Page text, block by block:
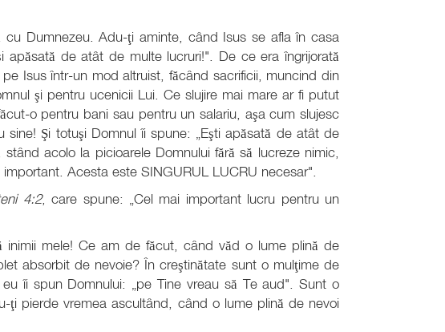
Dumnezeu. Adu-ţi aminte, când Isus se afla în casa
apăsată de atât de multe lucruri!". De ce era îngrijorată
Isus într-un mod altruist, făcând sacrificii, muncind din
şi pentru ucenicii Lui. Ce slujire mai mare ar fi putut
o pentru bani sau pentru un salariu, aşa cum slujesc
Şi totuşi Domnul îi spune: „Eşti apăsată de atât de
acolo la picioarele Domnului fără să lucreze nimic,
Acesta este SINGURUL LUCRU necesar".
4:2, care spune: „Cel mai important lucru pentru un
mele! Ce am de făcut, când văd o lume plină de
absorbit de nevoie? În creştinătate sunt o mulţime de
îi spun Domnului: „pe Tine vreau să Te aud". Sunt o
ţi pierde vremea ascultând, când o lume plină de nevoi